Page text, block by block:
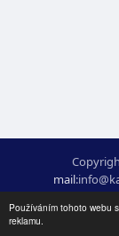
Používáním tohoto webu
reklamu.
mail:
webdesign: